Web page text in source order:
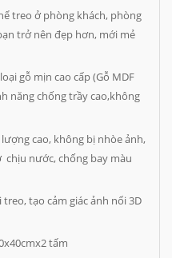
treo ở phòng khách, phòng
trở nên đẹp hơn, mới mẻ
gỗ mịn cao cấp (Gỗ MDF
năng chống trầy cao,không
cao, không bị nhòe ảnh,
chịu nước, chống bay màu
tạo cảm giác ảnh nổi 3D
tấm